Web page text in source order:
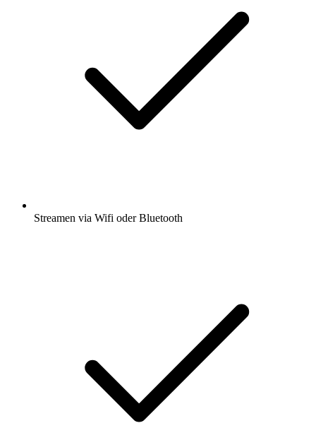
Streamen via Wifi oder Bluetooth